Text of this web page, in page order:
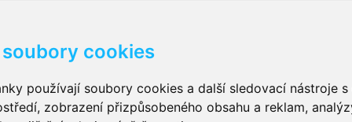
cookies
používají soubory cookies a další sledovací nástroje s
zobrazení přizpůsobeného obsahu a reklam,
kalhotky zalepovací ,Inkontinenční kalhotky